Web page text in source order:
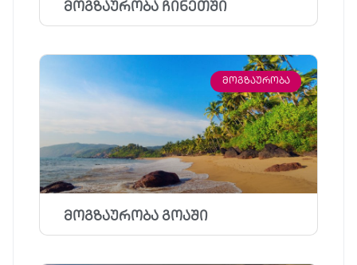
მოგზაურობა ჩინეთში
ᲛᲝᲒᲖᲐᲣᲠᲝᲑᲐ
მოგზაურობა გოაში